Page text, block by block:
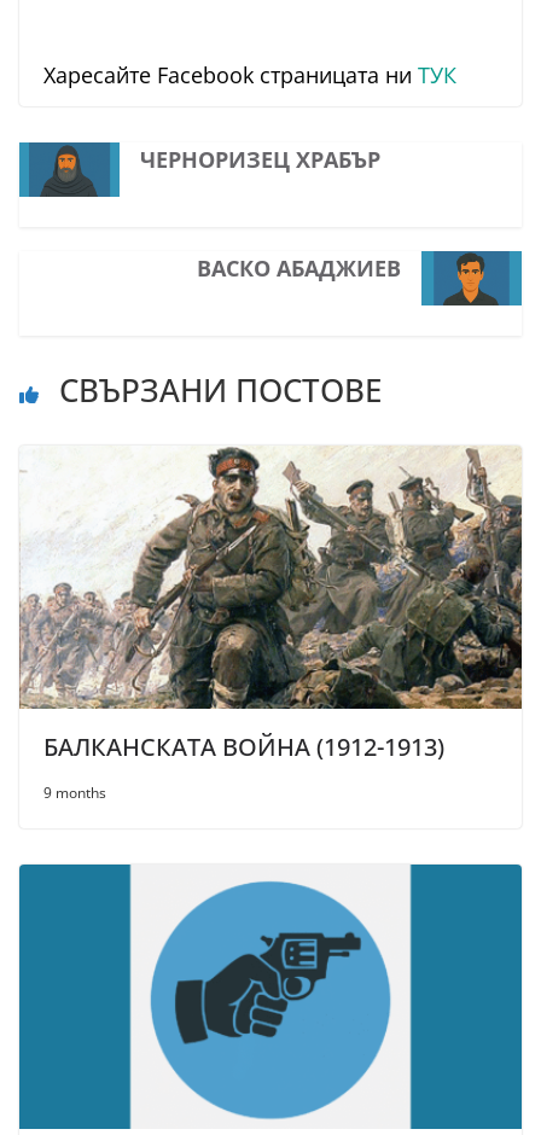
Харесайте Facebook страницата ни ТУК
ЧЕРНОРИЗЕЦ ХРАБЪР
ВАСКО АБАДЖИЕВ
СВЪРЗАНИ ПОСТОВЕ
БАЛКАНСКАТА ВОЙНА (1912-1913)
9 months